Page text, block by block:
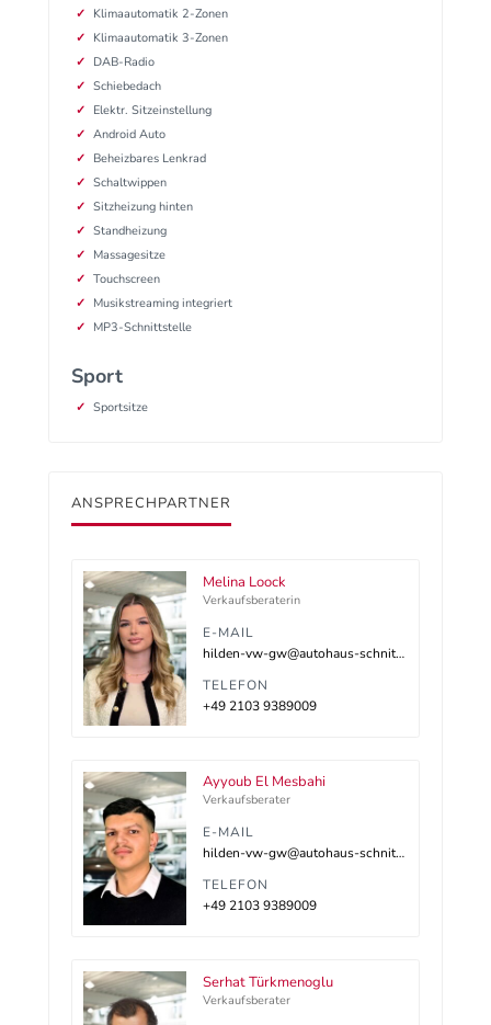
Klimaautomatik 2-Zonen
Klimaautomatik 3-Zonen
DAB-Radio
Schiebedach
Elektr. Sitzeinstellung
Android Auto
Beheizbares Lenkrad
Schaltwippen
Sitzheizung hinten
Standheizung
Massagesitze
Touchscreen
Musikstreaming integriert
MP3-Schnittstelle
Sport
Sportsitze
ANSPRECHPARTNER
Melina Loock
Verkaufsberaterin
E-MAIL
hilden-vw-gw@autohaus-schnitzler.dealerdesk.de
TELEFON
+49 2103 9389009
Ayyoub El Mesbahi
Verkaufsberater
E-MAIL
hilden-vw-gw@autohaus-schnitzler.dealerdesk.de
TELEFON
+49 2103 9389009
Serhat Türkmenoglu
Verkaufsberater